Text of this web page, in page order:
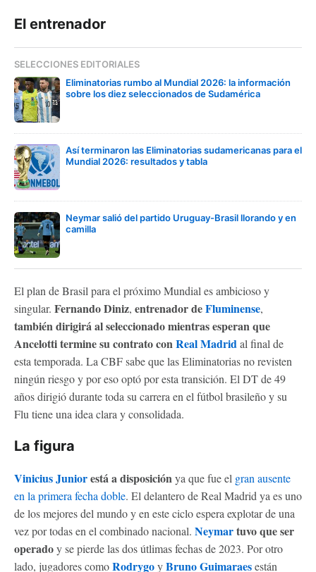
El entrenador
SELECCIONES EDITORIALES
Eliminatorias rumbo al Mundial 2026: la información
sobre los diez seleccionados de Sudamérica
Así terminaron las Eliminatorias sudamericanas para el
Mundial 2026: resultados y tabla
Neymar salió del partido Uruguay-Brasil llorando y en
camilla
El plan de Brasil para el próximo Mundial es ambicioso y
singular. Fernando Diniz, entrenador deFluminense,
también dirigirá al seleccionado mientras esperan que
Ancelotti termine su contrato conReal Madridal final de
esta temporada. La CBF sabe que las Eliminatorias no revisten
ningún riesgo y por eso optó por esta transición. El DT de 49
años dirigió durante toda su carrera en el fútbol brasileño y su
Flu tiene una idea clara y consolidada.
La figura
Vinicius Juniorestá a disposiciónya que fue el gran ausente
en la primera fecha doble. El delantero de Real Madrid ya es uno
de los mejores del mundo y en este ciclo espera explotar de una
vez por todas en el combinado nacional. Neymartuvo que ser
operadoy se pierde las dos útlimas fechas de 2023. Por otro
lado, jugadores comoRodrygoyBruno Guimaraesestán